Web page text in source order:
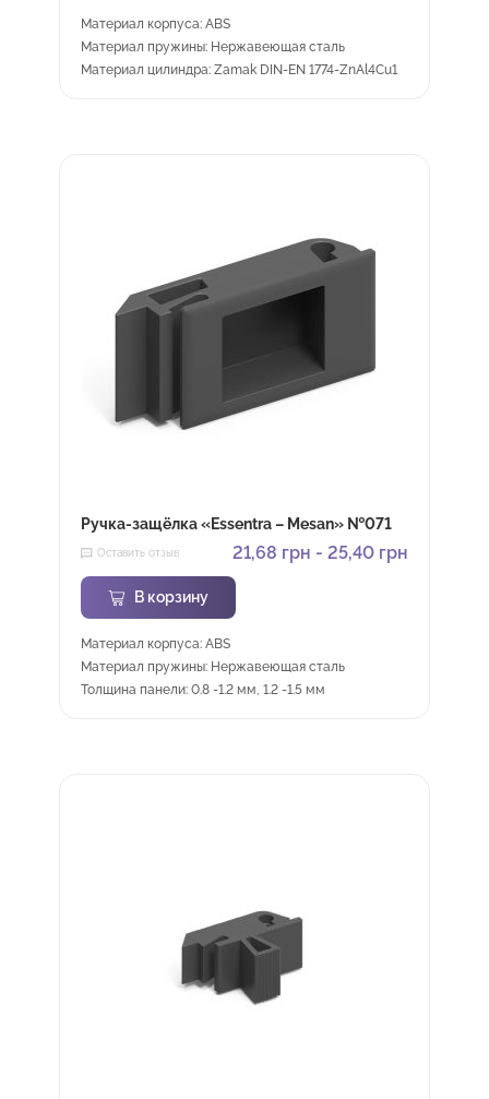
Материал корпуса: ABS
Материал пружины: Нержавеющая сталь
Материал цилиндра: Zamak DIN-EN 1774-ZnAl4Cu1
Ручка-защёлка «Essentra – Mesan» №071
Оставить отзыв 21,68 грн - 25,40 грн
В корзину
Материал корпуса: ABS
Материал пружины: Нержавеющая сталь
Толщина панели: 0.8 -1.2 мм, 1.2 -1.5 мм